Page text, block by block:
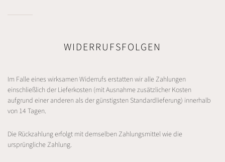
WIDERRUFSFOLGEN
Im Falle eines wirksamen Widerrufs erstatten wir alle Zahlungen
einschließlich der Lieferkosten (mit Ausnahme zusätzlicher Kosten
aufgrund einer anderen als der günstigsten Standardlieferung) innerhalb
von 14 Tagen.
Die Rückzahlung erfolgt mit demselben Zahlungsmittel wie die
ursprüngliche Zahlung.